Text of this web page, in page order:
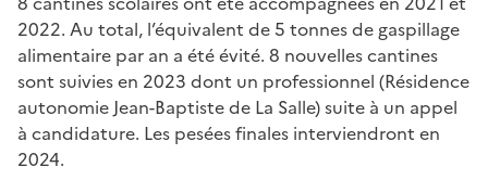
2022. Au total, l’équivalent de 5 tonnes de gaspillage
alimentaire par an a été évité. 8 nouvelles cantines
sont suivies en 2023 dont un professionnel (Résidence
autonomie Jean-Baptiste de La Salle) suite à un appel
à candidature. Les pesées finales interviendront en
2024.